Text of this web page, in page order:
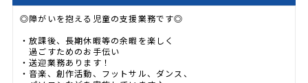
◎障がいを抱える児童の支援業務です◎
・放課後、長期休暇等の余暇を楽しく
過ごすためのお手伝い
・送迎業務あります！
・音楽、創作活動、フットサル、ダンス、